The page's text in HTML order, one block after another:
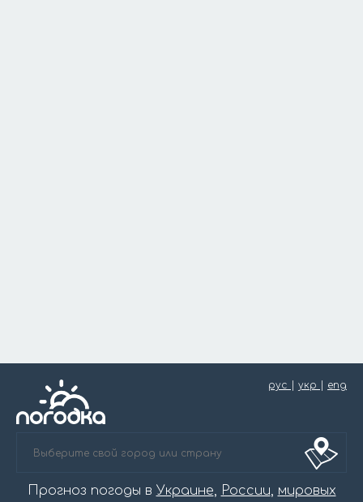
рус укр eng
Прогноз погоды в Украине, России, мировых